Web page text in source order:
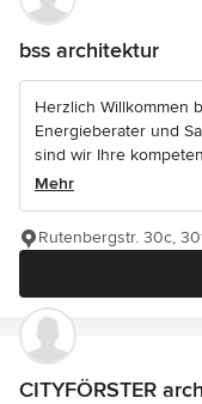
bss architektur
Herzlich Willkommen
Energieberater und
sind wir Ihre
Mehr
Rutenbergstr. 30c,
CITYFÖRSTER